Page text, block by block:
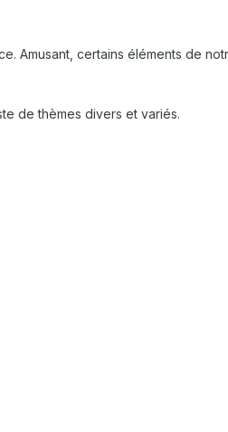
Amusant, certains éléments de
de thèmes divers et variés.